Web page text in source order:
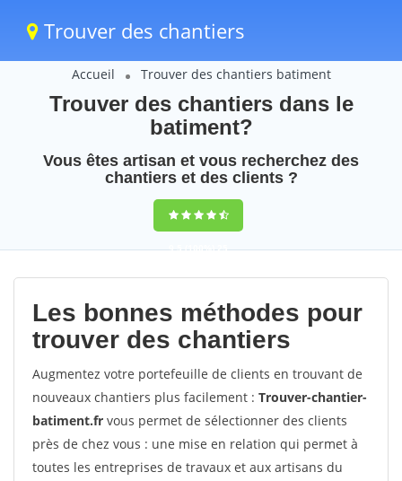
Trouver des chantiers
Accueil Trouver des chantiers batiment
Trouver des chantiers dans le
batiment?
Vous êtes artisan et vous recherchez des
chantiers et des clients ?
9,5(100%)25
votes
Les bonnes méthodes pour
trouver des chantiers
Augmentez votre portefeuille de clients en trouvant de
nouveaux chantiers plus facilement : Trouver-chantier-
batiment.fr vous permet de sélectionner des clients
près de chez vous : une mise en relation qui permet à
toutes les entreprises de travaux et aux artisans du